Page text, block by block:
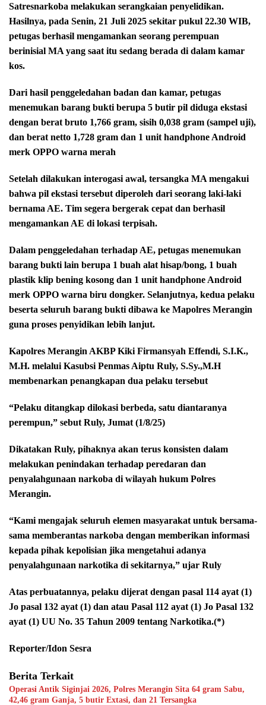
Satresnarkoba melakukan serangkaian penyelidikan.
Hasilnya, pada Senin, 21 Juli 2025 sekitar pukul 22.30 WIB,
petugas berhasil mengamankan seorang perempuan
berinisial MA yang saat itu sedang berada di dalam kamar
kos.
Dari hasil penggeledahan badan dan kamar, petugas
menemukan barang bukti berupa 5 butir pil diduga ekstasi
dengan berat bruto 1,766 gram, sisih 0,038 gram (sampel uji),
dan berat netto 1,728 gram dan 1 unit handphone Android
merk OPPO warna merah
Setelah dilakukan interogasi awal, tersangka MA mengakui
bahwa pil ekstasi tersebut diperoleh dari seorang laki-laki
bernama AE. Tim segera bergerak cepat dan berhasil
mengamankan AE di lokasi terpisah.
Dalam penggeledahan terhadap AE, petugas menemukan
barang bukti lain berupa 1 buah alat hisap/bong, 1 buah
plastik klip bening kosong dan 1 unit handphone Android
merk OPPO warna biru dongker. Selanjutnya, kedua pelaku
beserta seluruh barang bukti dibawa ke Mapolres Merangin
guna proses penyidikan lebih lanjut.
Kapolres Merangin AKBP Kiki Firmansyah Effendi, S.I.K.,
M.H. melalui Kasubsi Penmas Aiptu Ruly, S.Sy.,M.H
membenarkan penangkapan dua pelaku tersebut
“Pelaku ditangkap dilokasi berbeda, satu diantaranya
perempun,” sebut Ruly, Jumat (1/8/25)
Dikatakan Ruly, pihaknya akan terus konsisten dalam
melakukan penindakan terhadap peredaran dan
penyalahgunaan narkoba di wilayah hukum Polres
Merangin.
“Kami mengajak seluruh elemen masyarakat untuk bersama-
sama memberantas narkoba dengan memberikan informasi
kepada pihak kepolisian jika mengetahui adanya
penyalahgunaan narkotika di sekitarnya,” ujar Ruly
Atas perbuatannya, pelaku dijerat dengan pasal 114 ayat (1)
Jo pasal 132 ayat (1) dan atau Pasal 112 ayat (1) Jo Pasal 132
ayat (1) UU No. 35 Tahun 2009 tentang Narkotika.(*)
Reporter/Idon Sesra
Berita Terkait
Operasi Antik Siginjai 2026, Polres Merangin Sita 64 gram Sabu,
42,46 gram Ganja, 5 butir Extasi, dan 21 Tersangka